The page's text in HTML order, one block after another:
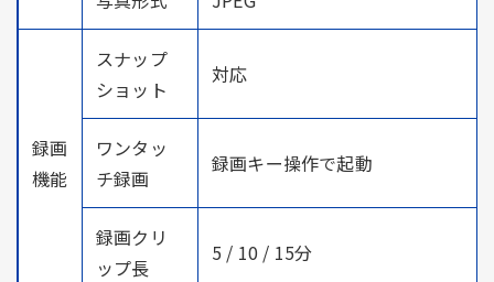
録画
機能
スナップ
ショット
対応
ワンタッ
チ録画
録画キー操作で起動
録画クリ
ップ長
5 / 10 / 15分